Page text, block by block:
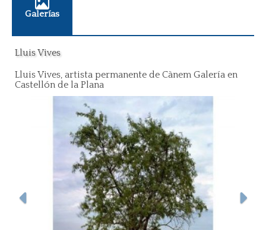
Galerías
Lluis Vives
Lluis Vives, artista permanente de Cànem Galería en
Castellón de la Plana